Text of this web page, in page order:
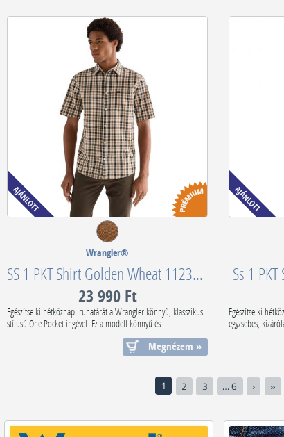
Wrangler®
SS 1 PKT Shirt Golden Wheat 112378048
23 990 Ft
Egészítse ki hétköznapi ruhatárát a Wrangler könnyű, klasszikus
stílusú One Pocket ingével. Ez a modell könnyű és ...
Megnézem »
Ss 1
Egészítse ki
egyzsebes,
1 2 3 … 6 › »